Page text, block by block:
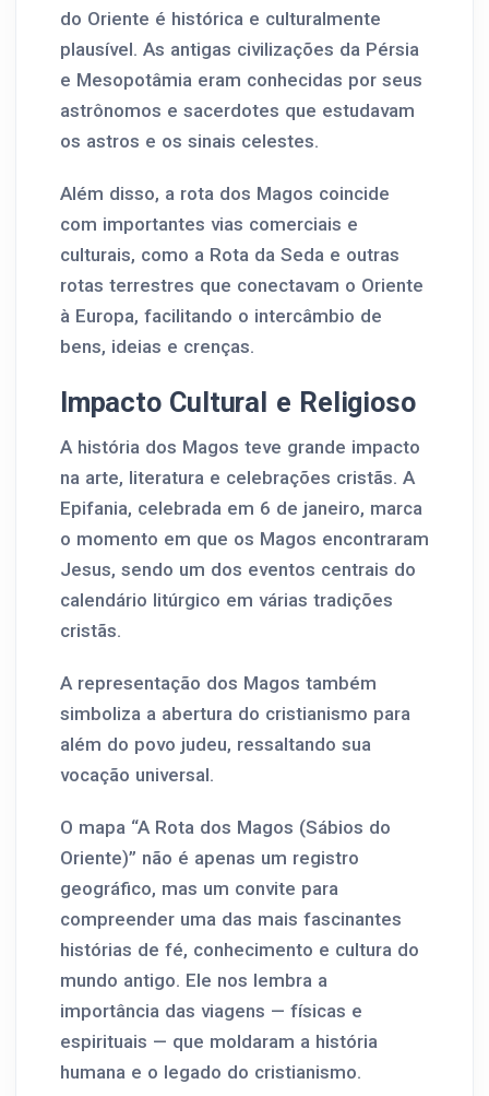
do Oriente é histórica e culturalmente
plausível. As antigas civilizações da Pérsia
e Mesopotâmia eram conhecidas por seus
astrônomos e sacerdotes que estudavam
os astros e os sinais celestes.
Além disso, a rota dos Magos coincide
com importantes vias comerciais e
culturais, como a Rota da Seda e outras
rotas terrestres que conectavam o Oriente
à Europa, facilitando o intercâmbio de
bens, ideias e crenças.
Impacto Cultural e Religioso
A história dos Magos teve grande impacto
na arte, literatura e celebrações cristãs. A
Epifania, celebrada em 6 de janeiro, marca
o momento em que os Magos encontraram
Jesus, sendo um dos eventos centrais do
calendário litúrgico em várias tradições
cristãs.
A representação dos Magos também
simboliza a abertura do cristianismo para
além do povo judeu, ressaltando sua
vocação universal.
O mapa “A Rota dos Magos (Sábios do
Oriente)” não é apenas um registro
geográfico, mas um convite para
compreender uma das mais fascinantes
histórias de fé, conhecimento e cultura do
mundo antigo. Ele nos lembra a
importância das viagens — físicas e
espirituais — que moldaram a história
humana e o legado do cristianismo.